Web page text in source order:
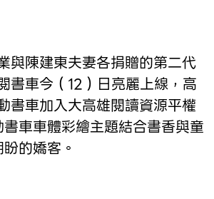
書車今（12）日亮麗上線，高
書車加入大高雄閱讀資源平權
車車體彩繪主題結合書香與童
的嬌客。